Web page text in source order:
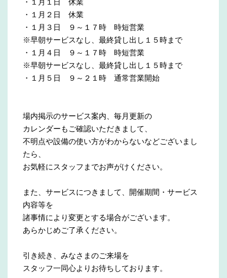
・１月１日 休業
・１月２日 休業
・１月３日 ９～１７時 時短営業
※早朝サービスなし、最終貸し出し１５時まで
・１月４日 ９～１７時 時短営業
※早朝サービスなし、最終貸し出し１５時まで
・１月５日 ９～２１時 通常営業開始
場内掲示のサービス案内、毎月更新の
カレンダーもご確認いただきまして、
不明点や設備の使い方がわからないなどございまし
たら、
お気軽にスタッフまでお声がけください。
また、サービスにつきまして、開催期間・サービス
内容等を
諸事情により変更とする場合がございます。
あらかじめご了承ください。
引き続き、みなさまのご来場を
スタッフ一同心よりお待ちしております。